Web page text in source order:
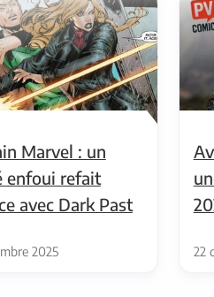
Marvel : un
enfoui refait
avec Dark Past
2025 22